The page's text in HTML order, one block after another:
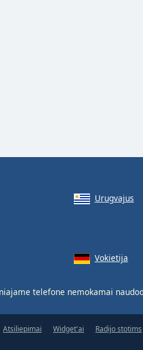
Urugvajus
Vokietija
telefone nemokamai
Atsiliepimai Widget'ai Radijo stotims